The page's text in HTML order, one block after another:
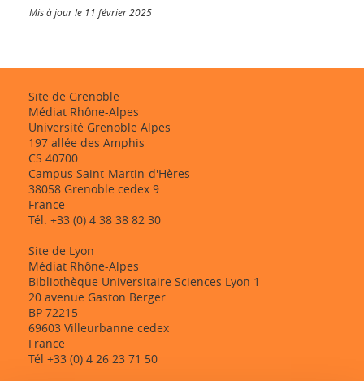
Mis à jour le 11 février 2025
Site de Grenoble
Médiat Rhône-Alpes
Université Grenoble Alpes
197 allée des Amphis
CS 40700
Campus Saint-Martin-d'Hères
38058 Grenoble cedex 9
France
Tél. +33 (0) 4 38 38 82 30
Site de Lyon
Médiat Rhône-Alpes
Bibliothèque Universitaire Sciences Lyon 1
20 avenue Gaston Berger
BP 72215
69603 Villeurbanne cedex
France
Tél +33 (0) 4 26 23 71 50